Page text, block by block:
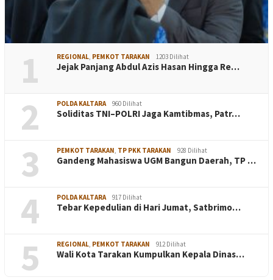
1 REGIONAL PEMKOT TARAKAN 1203 Dilihat
Jejak Panjang Abdul Azis Hasan Hingga Re…
2 POLDA KALTARA 960 Dilihat
Soliditas TNI–POLRI Jaga Kamtibmas, Patr…
3 PEMKOT TARAKAN TP PKK TARAKAN 928 Dilihat
Gandeng Mahasiswa UGM Bangun Daerah, TP …
4 POLDA KALTARA 917 Dilihat
Tebar Kepedulian di Hari Jumat, Satbrimo…
5 REGIONAL PEMKOT TARAKAN 912 Dilihat
Wali Kota Tarakan Kumpulkan Kepala Dinas…